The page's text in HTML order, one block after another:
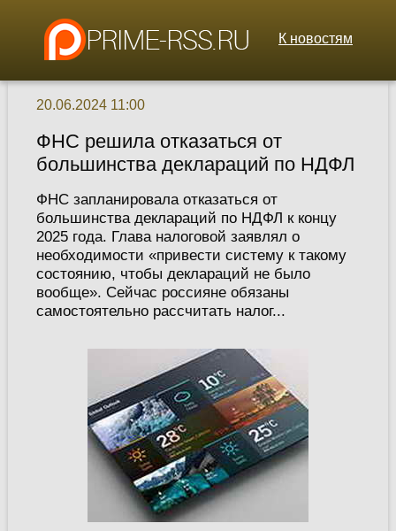
К новостям
20.06.2024 11:00
ФНС решила отказаться от
большинства деклараций по НДФЛ
ФНС запланировала отказаться от
большинства деклараций по НДФЛ к концу
2025 года. Глава налоговой заявлял о
необходимости «привести систему к такому
состоянию, чтобы деклараций не было
вообще». Сейчас россияне обязаны
самостоятельно рассчитать налог...